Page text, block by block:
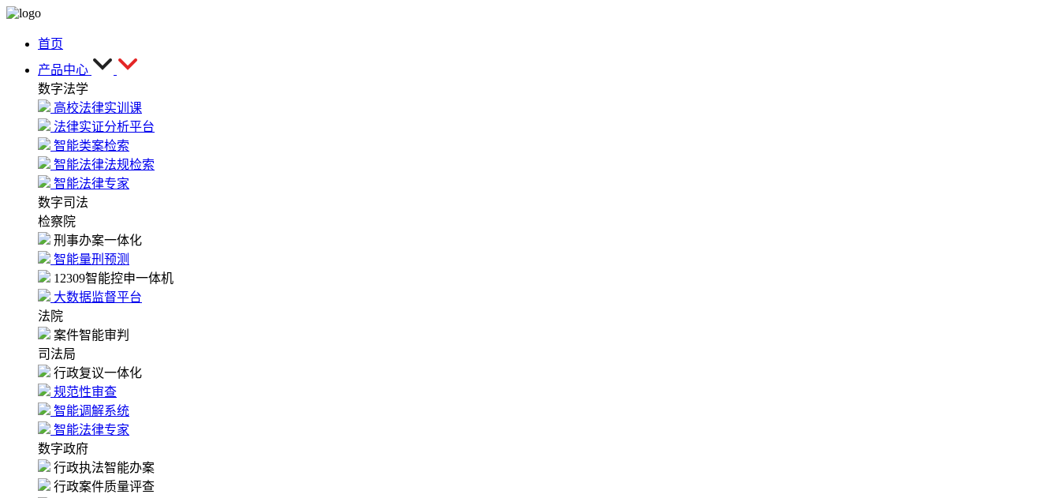
首页
产品中心
数字法学
高校法律实训课
法律实证分析平台
智能类案检索
智能法律法规检索
智能法律专家
数字司法
检察院
刑事办案一体化
智能量刑预测
12309智能控申一体机
大数据监督平台
法院
案件智能审判
司法局
行政复议一体化
规范性审查
智能调解系统
智能法律专家
数字政府
行政执法智能办案
行政案件质量评查